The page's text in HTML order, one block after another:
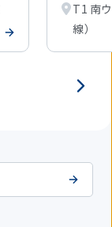
T1 南
線）